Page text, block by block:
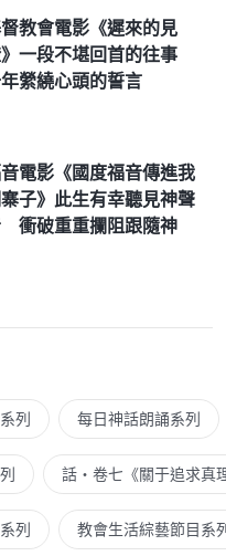
教會電影《遲來的見
一段不堪回首的往事
縈繞心頭的誓言
電影《國度福音傳進我
子》此生有幸聽見神聲
衝破重重攔阻跟隨神
列 每日神話朗誦系列
話・卷七《關于追求真
列 教會生活綜藝節目系